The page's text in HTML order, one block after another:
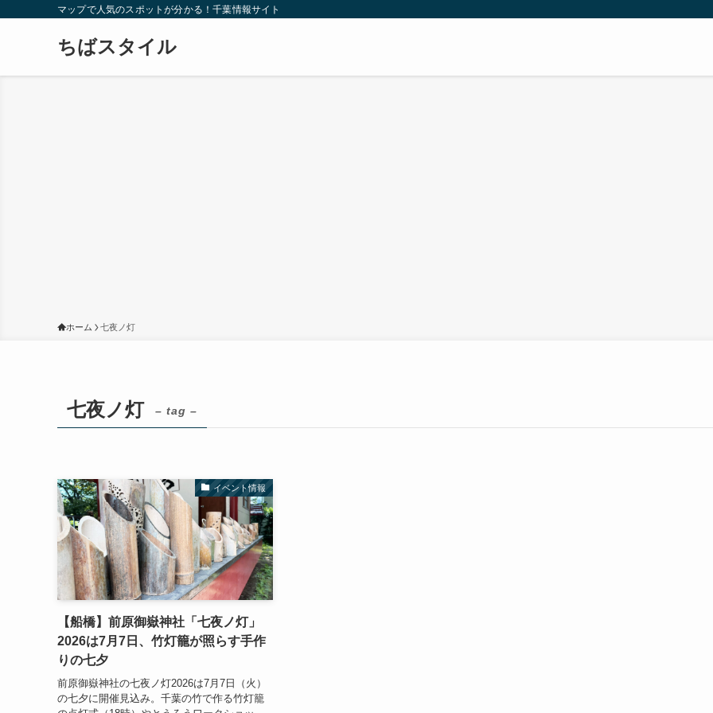
マップで人気のスポットが分かる！千葉情報サイト
ちばスタイル
ホーム 七夜ノ灯
七夜ノ灯 – tag –
イベント情報
【船橋】前原御嶽神社「七夜ノ灯」
2026は7月7日、竹灯籠が照らす手作
りの七夕
前原御嶽神社の七夜ノ灯2026は7月7日（火）
の七夕に開催見込み。千葉の竹で作る竹灯籠